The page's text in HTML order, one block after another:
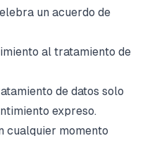
un acuerdo de
al tratamiento de
de datos solo
expreso.
cualquier momento